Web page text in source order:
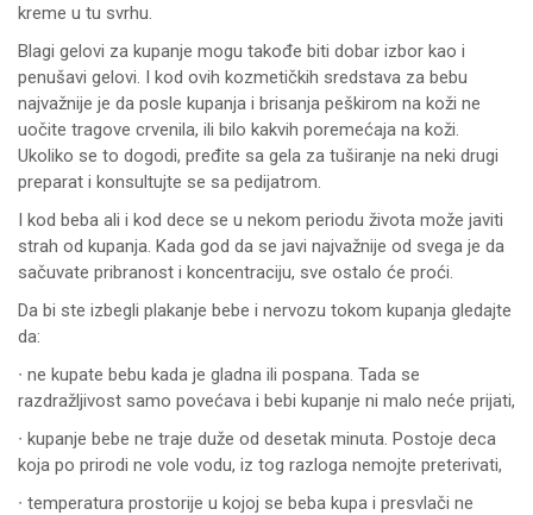
kreme u tu svrhu.
Blagi gelovi za kupanje mogu takođe biti dobar izbor kao i
penušavi gelovi. I kod ovih kozmetičkih sredstava za bebu
najvažnije je da posle kupanja i brisanja peškirom na koži ne
uočite tragove crvenila, ili bilo kakvih poremećaja na koži.
Ukoliko se to dogodi, pređite sa gela za tuširanje na neki drugi
preparat i konsultujte se sa pedijatrom.
I kod beba ali i kod dece se u nekom periodu života može javiti
strah od kupanja. Kada god da se javi najvažnije od svega je da
sačuvate pribranost i koncentraciju, sve ostalo će proći.
Da bi ste izbegli plakanje bebe i nervozu tokom kupanja gledajte
da:
∙ ne kupate bebu kada je gladna ili pospana. Tada se
razdražljivost samo povećava i bebi kupanje ni malo neće prijati,
∙ kupanje bebe ne traje duže od desetak minuta. Postoje deca
koja po prirodi ne vole vodu, iz tog razloga nemojte preterivati,
∙ temperatura prostorije u kojoj se beba kupa i presvlači ne